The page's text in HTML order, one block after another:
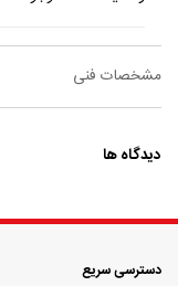
مشخصات فنی
دیدگاه ها
دسترسی سریع